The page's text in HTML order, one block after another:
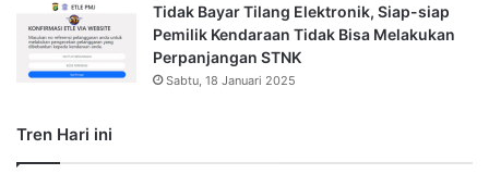
Tidak Bayar Tilang Elektronik, Siap-siap
Pemilik Kendaraan Tidak Bisa Melakukan
Perpanjangan STNK
Sabtu, 18 Januari 2025
Tren Hari ini